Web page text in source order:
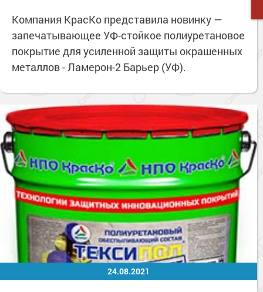
Компания КрасКо представила новинку —
запечатывающее УФ-стойкое полиуретановое
покрытие для усиленной защиты окрашенных
металлов - Ламерон-2 Барьер (УФ).
24.08.2021